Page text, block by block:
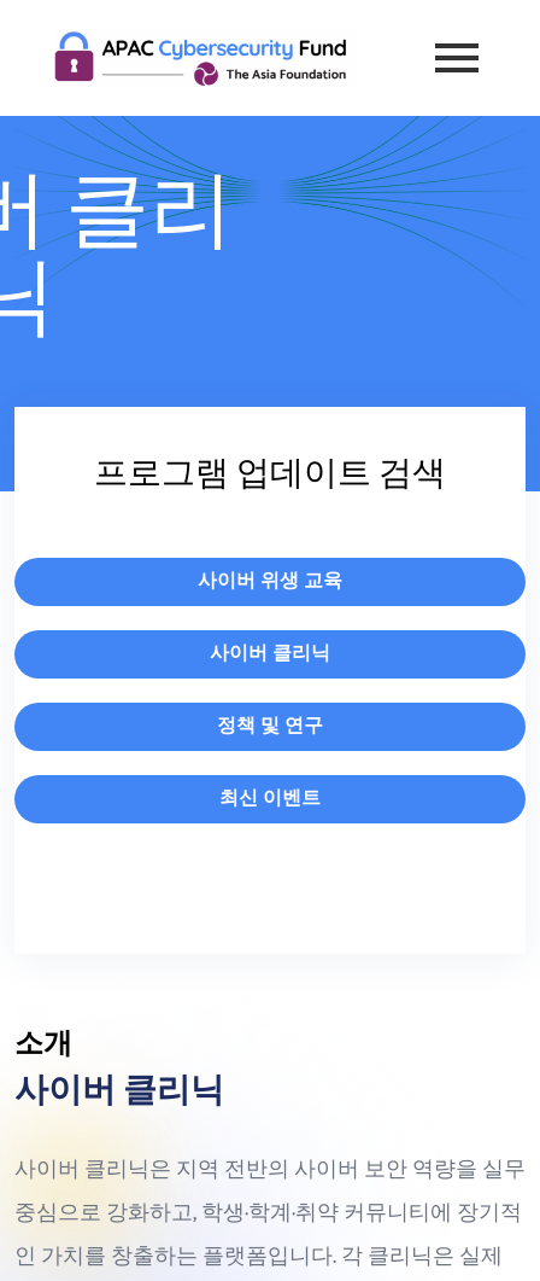
클리
프로그램 업데이트 검색
사이버 위생 교육
사이버 클리닉
정책 및 연구
최신 이벤트
소개
사이버 클리닉
사이버 클리닉은 지역 전반의 사이버 보안 역량을 실무
중심으로 강화하고, 학생·학계·취약 커뮤니티에 장기적
인 가치를 창출하는 플랫폼입니다. 각 클리닉은 실제